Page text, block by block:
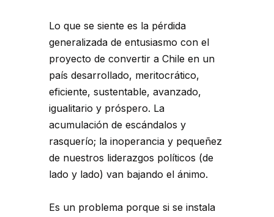
Lo que se siente es la pérdida
generalizada de entusiasmo con el
proyecto de convertir a Chile en un
país desarrollado, meritocrático,
eficiente, sustentable, avanzado,
igualitario y próspero. La
acumulación de escándalos y
rasquerío; la inoperancia y pequeñez
de nuestros liderazgos políticos (de
lado y lado) van bajando el ánimo.
Es un problema porque si se instala